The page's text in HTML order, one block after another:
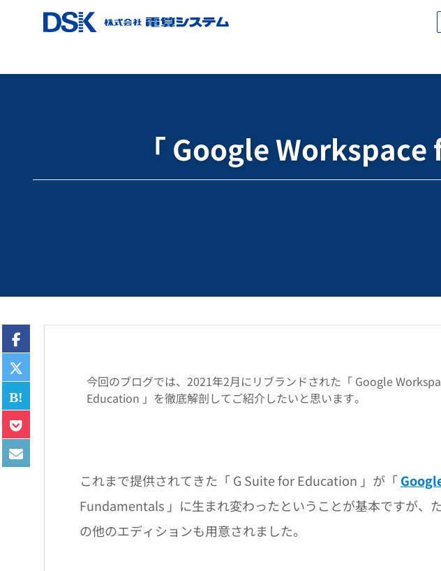
「 Google
今回のブログでは、2021年2月にリブランドされた「 Google
Education 」を徹底解剖してご紹介したいと思います。
これまで提供されてきた「 G Suite for Education 」が「
Fundamentals 」に生まれ変わったということが基本ですが、
の他のエディションも用意されました。